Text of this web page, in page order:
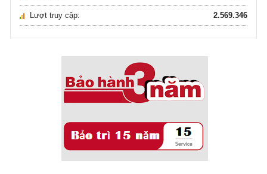
Sử dụng năng lượng mặt trời để xử lý ...
Sử dụng năng lượng mặt trời để xử lý ...
Lượt truy cập: 2.569.346